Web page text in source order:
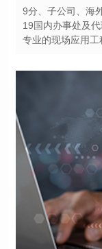
9分、子公司、海
19国内办事处及
专业的现场应用工